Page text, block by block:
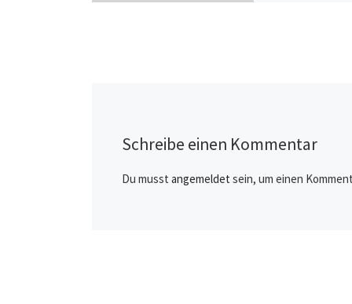
Schreibe einen Kommentar
Du musst angemeldet sein, um einen